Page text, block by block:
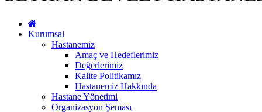
Kurumsal
Hastanemiz
Amaç ve Hedeflerimiz
Değerlerimiz
Kalite Politikamız
Hastanemiz Hakkında
Hastane Yönetimi
Organizasyon Şeması